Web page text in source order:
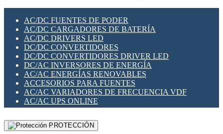
SWITCH Y MICROSWITCH
TARJETAS PI
UNIÓN Y DERIVACIÓN DE CABLE
PLACAS MODULARES IOT
SWITCHES Y REDES WIFI
SOLUCIONES IOT
SOLUCIONES LORAWAN
SOLUCIONES RED CELULAR
SEGURIDAD PARA REDES
SWITCHES LAN
TELEFONÍA IP (VOIP)
VIGILANCIA IP (CCTV)
MESHTASTIC
AC/DC FUENTES DE PODER
AC/DC CARGADORES DE BATERÍA
AC/DC DRIVERS LED
DC/DC CONVERTIDORES
DC/DC CONVERTIDORES DRIVER LED
DC/AC INVERSORES DE ENERGÍA
AC/AC ENERGÍAS RENOVABLES
ACCESORIOS PARA FUENTES
AC/AC VARIADORES DE FRECUENCIA VDF
AC/AC UPS ONLINE
PROTECCIÓN